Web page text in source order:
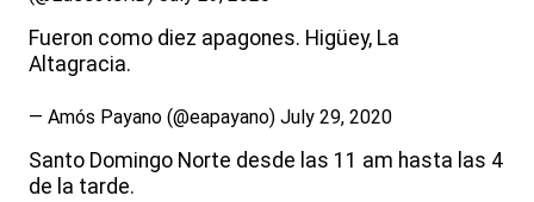
Fueron como diez apagones. Higüey, La
Altagracia.
— Amós Payano (@eapayano) July 29, 2020
Santo Domingo Norte desde las 11 am hasta las 4
de la tarde.